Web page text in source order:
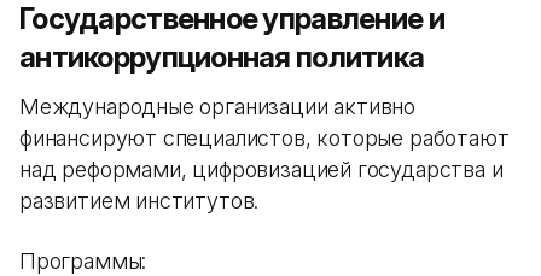
Государственное управление и
антикоррупционная политика
Международные организации активно
финансируют специалистов, которые работают
над реформами, цифровизацией государства и
развитием институтов.
Программы: